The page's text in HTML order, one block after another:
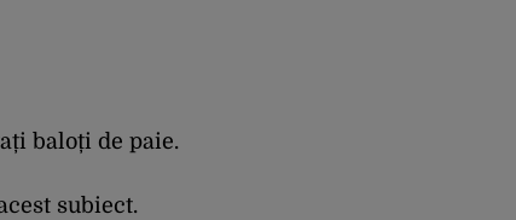
baloți de paie.
subiect.